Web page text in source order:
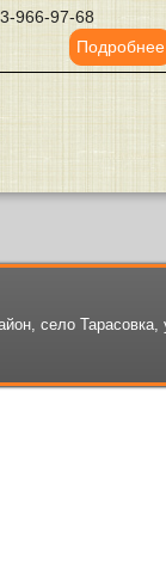
966-97-68
Подробнее
село